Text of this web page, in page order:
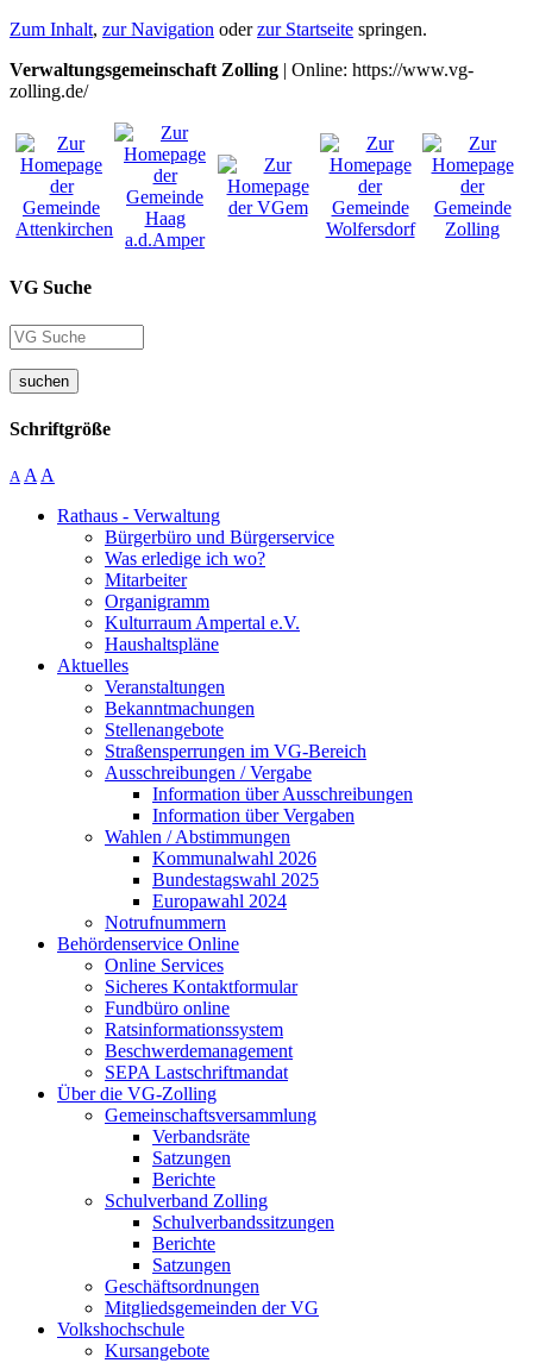
Zum Inhalt, zur Navigation oderzur Startseite springen.
Verwaltungsgemeinschaft Zolling | Online: https://www.vg-
zolling.de/
VG Suche
suchen
Schriftgröße
A A A
Rathaus - Verwaltung
Bürgerbüro und Bürgerservice
Was erledige ich wo?
Mitarbeiter
Organigramm
Kulturraum Ampertal e.V.
Haushaltspläne
Aktuelles
Veranstaltungen
Bekanntmachungen
Stellenangebote
Straßensperrungen im VG-Bereich
Ausschreibungen / Vergabe
Information über Ausschreibungen
Information über Vergaben
Wahlen / Abstimmungen
Kommunalwahl 2026
Bundestagswahl 2025
Europawahl 2024
Notrufnummern
Behördenservice Online
Online Services
Sicheres Kontaktformular
Fundbüro online
Ratsinformationssystem
Beschwerdemanagement
SEPA Lastschriftmandat
Über die VG-Zolling
Gemeinschaftsversammlung
Verbandsräte
Satzungen
Berichte
Schulverband Zolling
Schulverbandssitzungen
Berichte
Satzungen
Geschäftsordnungen
Mitgliedsgemeinden der VG
Volkshochschule
Kursangebote